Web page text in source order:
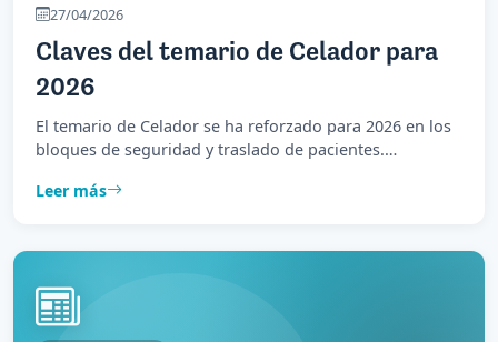
27/04/2026
Claves del temario de Celador para
2026
El temario de Celador se ha reforzado para 2026 en los
bloques de seguridad y traslado de pacientes.
Leer más